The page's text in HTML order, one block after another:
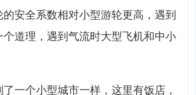
安全系数相对小型游轮更高，遇到
道理，遇到气流时大型飞机和中小
一个小型城市一样，这里有饭店，